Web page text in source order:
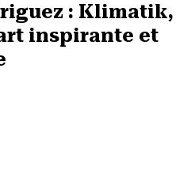
: Klimatik,
inspirante et